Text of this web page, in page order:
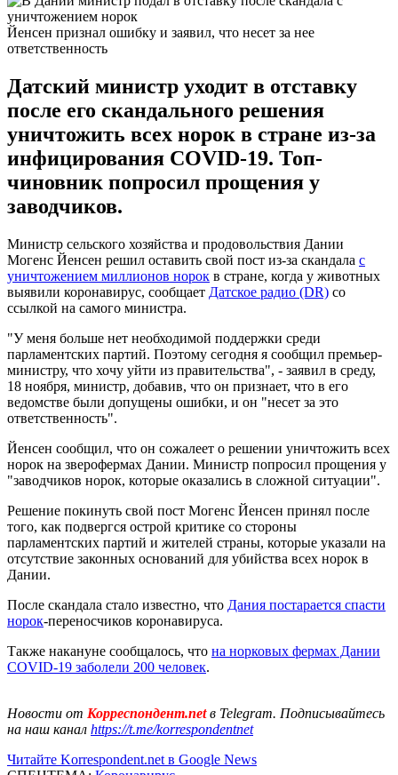
Йенсен признал ошибку и заявил, что несет за нее
ответственность
Датский министр уходит в отставку
после его скандального решения
уничтожить всех норок в стране из-за
инфицирования COVID-19. Топ-
чиновник попросил прощения у
заводчиков.
Министр сельского хозяйства и продовольствия Дании
Могенс Йенсен решил оставить свой пост из-за скандала с
уничтожением миллионов норок в стране, когда у животных
выявили коронавирус, сообщает Датское радио (DR) со
ссылкой на самого министра.
"У меня больше нет необходимой поддержки среди
парламентских партий. Поэтому сегодня я сообщил премьер-
министру, что хочу уйти из правительства", - заявил в среду,
18 ноября, министр, добавив, что он признает, что в его
ведомстве были допущены ошибки, и он "несет за это
ответственность".
Йенсен сообщил, что он сожалеет о решении уничтожить всех
норок на зверофермах Дании. Министр попросил прощения у
"заводчиков норок, которые оказались в сложной ситуации".
Решение покинуть свой пост Могенс Йенсен принял после
того, как подвергся острой критике со стороны
парламентских партий и жителей страны, которые указали на
отсутствие законных оснований для убийства всех норок в
Дании.
После скандала стало известно, что Дания постарается спасти
норок-переносчиков коронавируса.
Также накануне сообщалось, что на норковых фермах Дании
COVID-19 заболели 200 человек.
Новости от Корреспондент.netв Telegram. Подписывайтесь
на наш канал https://t.me/korrespondentnet
Читайте Korrespondent.net в Google News